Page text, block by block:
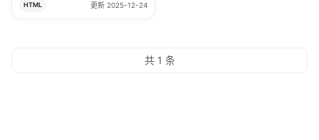
HTML 更新 2025-12-24
共 1 条